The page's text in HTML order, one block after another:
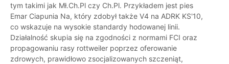
tym takimi jak Mł.Ch.Pl czy Ch.Pl. Przykładem jest pies
Emar Ciapunia Na, który zdobył także V4 na ADRK KS'10,
co wskazuje na wysokie standardy hodowanej linii.
Działalność skupia się na zgodności z normami FCI oraz
propagowaniu rasy rottweiler poprzez oferowanie
zdrowych, prawidłowo zsocjalizowanych szczeniąt,